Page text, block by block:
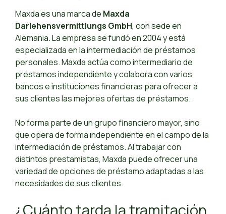
Maxda es una marca de Maxda
Darlehensvermittlungs GmbH, con sede en
Alemania. La empresa se fundó en 2004 y está
especializada en la intermediación de préstamos
personales. Maxda actúa como intermediario de
préstamos independiente y colabora con varios
bancos e instituciones financieras para ofrecer a
sus clientes las mejores ofertas de préstamos.
No forma parte de un grupo financiero mayor, sino
que opera de forma independiente en el campo de la
intermediación de préstamos. Al trabajar con
distintos prestamistas, Maxda puede ofrecer una
variedad de opciones de préstamo adaptadas a las
necesidades de sus clientes.